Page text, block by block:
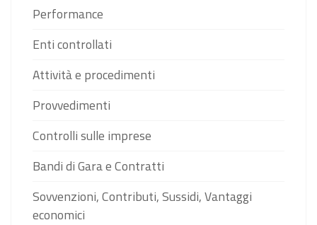
Performance
Enti controllati
Attività e procedimenti
Provvedimenti
Controlli sulle imprese
Bandi di Gara e Contratti
Sovvenzioni, Contributi, Sussidi, Vantaggi
economici